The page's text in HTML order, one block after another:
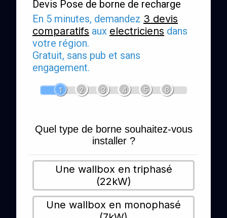
Devis Pose de borne de recharge
En 5 minutes, demandez 3 devis
comparatifs aux electriciens dans
votre région.
Gratuit, sans pub et sans
engagement.
1 2 3 4 5 6
Quel type de borne souhaitez-vous
installer ?
Une wallbox en triphasé
(22kW)
Une wallbox en monophasé